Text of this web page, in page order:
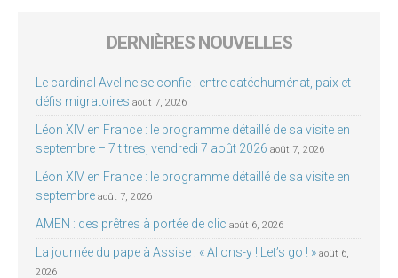
DERNIÈRES NOUVELLES
Le cardinal Aveline se confie : entre catéchuménat, paix et
défis migratoires août 7, 2026
Léon XIV en France : le programme détaillé de sa visite en
septembre – 7 titres, vendredi 7 août 2026 août 7, 2026
Léon XIV en France : le programme détaillé de sa visite en
septembre août 7, 2026
AMEN : des prêtres à portée de clic août 6, 2026
La journée du pape à Assise : « Allons-y ! Let’s go ! » août 6,
2026